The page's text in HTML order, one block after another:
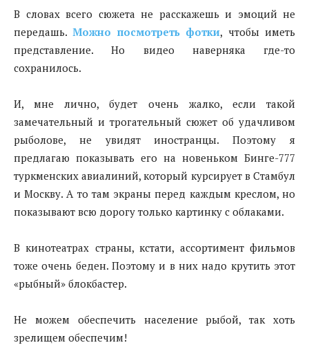
В словах всего сюжета не расскажешь и эмоций не
передашь.Можно посмотреть фотки, чтобы иметь
представление. Но видео наверняка где-то
сохранилось.
И, мне лично, будет очень жалко, если такой
замечательный и трогательный сюжет об удачливом
рыболове, не увидят иностранцы. Поэтому я
предлагаю показывать его на новеньком Бинге-777
туркменских авиалиний, который курсирует в Стамбул
и Москву. А то там экраны перед каждым креслом, но
показывают всю дорогу только картинку с облаками.
В кинотеатрах страны, кстати, ассортимент фильмов
тоже очень беден. Поэтому и в них надо крутить этот
«рыбный» блокбастер.
Не можем обеспечить население рыбой, так хоть
зрелищем обеспечим!